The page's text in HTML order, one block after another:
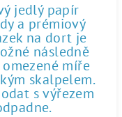
jedlý papír
a prémiový
na dort je
následně
míře
skalpelem.
s výřezem